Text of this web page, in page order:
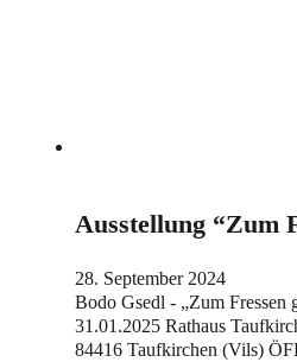
Ausstellung “Zum
28. September 2024
Bodo Gsedl - „Zum Fressen
31.01.2025 Rathaus
84416 Taufkirchen (Vils)